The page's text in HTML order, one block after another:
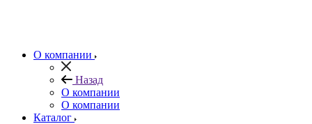
О компании
Назад
О компании
О компании
Каталог